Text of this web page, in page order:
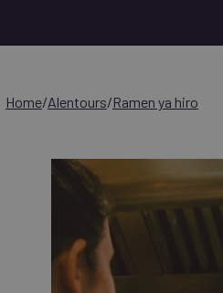
home/ alentours/ ramen ya hiro